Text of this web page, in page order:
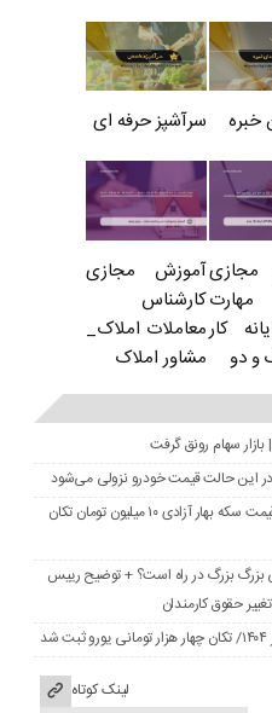
خبره سرآشپز حرفه ای
ICDL مهارت
کار
و دو
آموزش مجازی
کارشناس
معاملات املاک_
مشاور املاک
در این حالت قیمت خودرو نزولی می‌شود
قیمت جدید طلا و سکه ۱۲ مهرماه ۱۴۰۴/ قیمت سکه بهار آزادی ۱۰ میلیون تومان تکان
بزرگ بزرگ در راه است؟ + توضیح رییس
حقوق کارمندان
لینک کوتاه